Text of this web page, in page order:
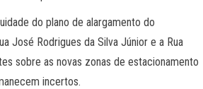
do plano de alargamento do
José Rodrigues da Silva Júnior e a Rua
sobre as novas zonas de estacionamento
incertos.